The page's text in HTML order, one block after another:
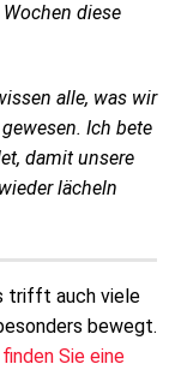
diese
alle, was wir
Ich bete
damit unsere
lächeln
trifft auch viele
bewegt.
Sie eine